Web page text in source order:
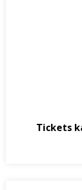
Tickets